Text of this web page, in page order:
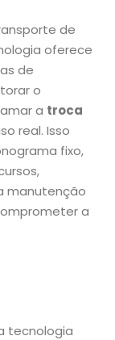
de
oferece
de
o
a troca
real. Isso
fixo,
manutenção
a
tecnologia